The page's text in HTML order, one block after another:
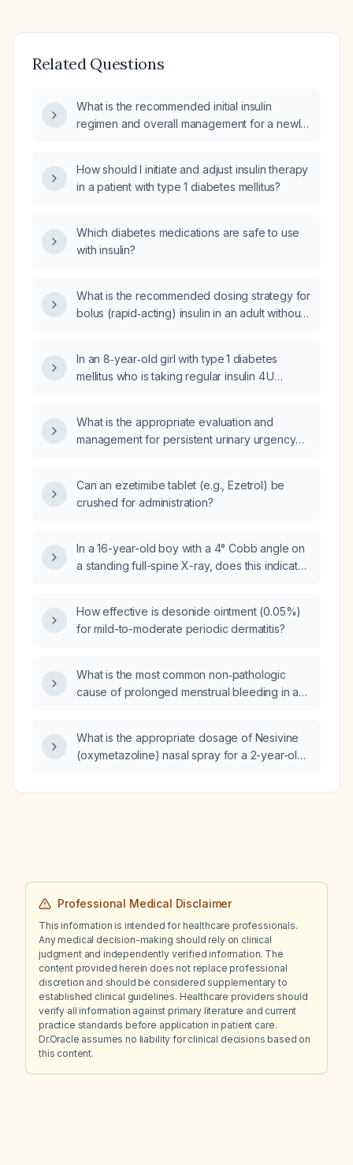
Related Questions
What is the recommended initial insulin
regimen and overall management for a newly
How should I initiate and adjust insulin therapy
in a patient with type 1 diabetes mellitus?
Which diabetes medications are safe to use
with insulin?
What is the recommended dosing strategy for
bolus (rapid‑acting) insulin in an adult without
In an 8‑year‑old girl with type 1 diabetes
mellitus who is taking regular insulin 4 U
next step in management?
What is the appropriate evaluation and
management for persistent urinary urgency
transurethral resection of the prostate
(TURP), and prostate arterial embolization,
Can an ezetimibe tablet (e.g., Ezetrol) be
crushed for administration?
In a 16-year-old boy with a 4° Cobb angle on
a standing full-spine X-ray, does this indicate
How effective is desonide ointment (0.05%)
for mild-to-moderate periodic dermatitis?
What is the most common non‑pathologic
cause of prolonged menstrual bleeding in an
What is the appropriate dosage of Nesivine
(oxymetazoline) nasal spray for a 2-year-old
Professional Medical Disclaimer
This information is intended for healthcare professionals.
Any medical decision-making should rely on clinical
judgment and independently verified information. The
content provided herein does not replace professional
discretion and should be considered supplementary to
established clinical guidelines. Healthcare providers should
verify all information against primary literature and current
practice standards before application in patient care.
Dr.Oracle assumes no liability for clinical decisions based on
this content.